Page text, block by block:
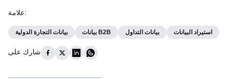
علامة:
بيانات التجارة الدولية بيانات B2B بيانات التداول استيراد البيانات
شارك على